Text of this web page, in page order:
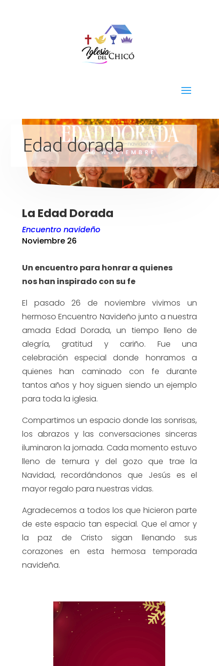
Edad dorada
La Edad Dorada
Encuentro navideño
Noviembre 26
Un encuentro para honrar a quienes
nos han inspirado con su fe
El pasado 26 de noviembre vivimos un
hermoso Encuentro Navideño junto a nuestra
amada Edad Dorada, un tiempo lleno de
alegría, gratitud y cariño. Fue una
celebración especial donde honramos a
quienes han caminado con fe durante
tantos años y hoy siguen siendo un ejemplo
para toda la iglesia.
Compartimos un espacio donde las sonrisas,
los abrazos y las conversaciones sinceras
iluminaron la jornada. Cada momento estuvo
lleno de ternura y del gozo que trae la
Navidad, recordándonos que Jesús es el
mayor regalo para nuestras vidas.
Agradecemos a todos los que hicieron parte
de este espacio tan especial. Que el amor y
la paz de Cristo sigan llenando sus
corazones en esta hermosa temporada
navideña.